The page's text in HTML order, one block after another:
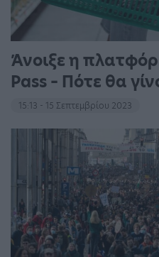
Άνοιξε η
Pass – Πότε θα
15:13 - 15 Σεπτεμβρίου 2023